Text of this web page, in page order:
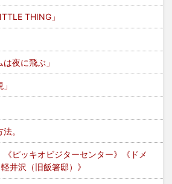
THING」
夜に飛ぶ」
。
《ピッキオビジターセンター》《ドメ
井沢（旧飯箸邸）》